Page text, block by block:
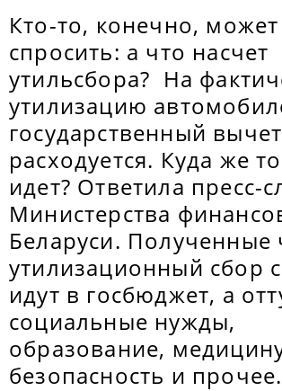
Кто-то, конечно, может
спросить: а что насчет
утильсбора? На
утилизацию
государственный
расходуется. Куда же
идет? Ответила пресс-
Министерства
Беларуси. Полученные
утилизационный сбор
идут в госбюджет, а
социальные нужды,
образование,
безопасность и прочее.